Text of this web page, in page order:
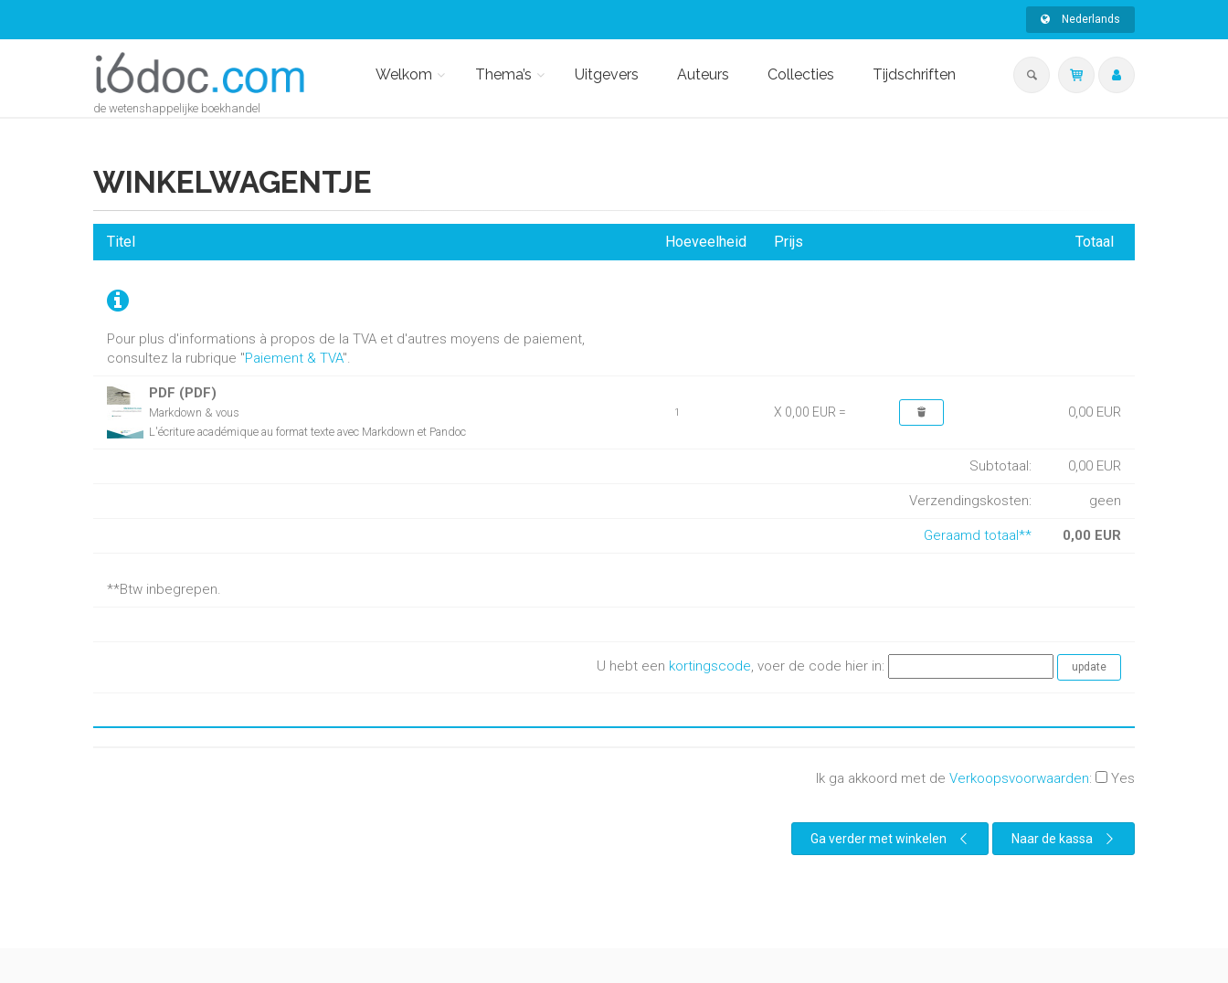
Nederlands
de wetenshappelijke boekhandel
Welkom Thema’s Uitgevers Auteurs Collecties Tijdschriften
WINKELWAGENTJE
Pour plus d'informations à propos de la TVA et d'autres moyens de paiement,
consultez la rubrique "Paiement & TVA".
Titel Hoeveelheid Prijs Totaal
PDF (PDF)
Markdown & vous
L'écriture académique au format texte avec Markdown et Pandoc
1 X 0,00 EUR = 0,00 EUR
Subtotaal: 0,00 EUR
Verzendingskosten: geen
Geraamd totaal** 0,00 EUR
**Btw inbegrepen.
U hebt een kortingscode, voer de code hier in:
Ik ga akkoord met de Verkoopsvoorwaarden: Yes
Ga verder met winkelen Naar de kassa